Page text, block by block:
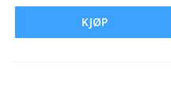
KJØP